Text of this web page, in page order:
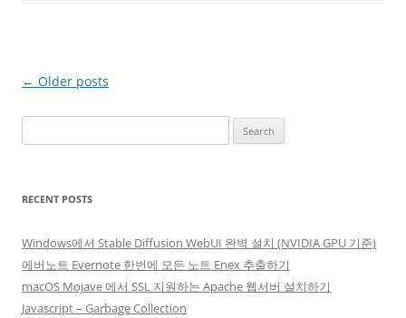
Post
← Older posts
for:
RECENT POSTS
Windows에서 Stable Diffusion WebUI 완벽 설치 (NVIDIA GPU 기준)
에버노트 Evernote 한번에 모든 노트 Enex 추출하기
macOS Mojave 에서 SSL 지원하는 Apache 웹서버 설치하기
Javascript – Garbage Collection